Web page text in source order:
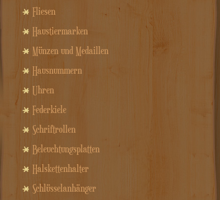
Fliesen
Haustiermarken
Münzen und Medaillen
Hausnummern
Uhren
Federkiele
Schriftrollen
Beleuchtungsplatten
Halskettenhalter
Schlüsselanhänger